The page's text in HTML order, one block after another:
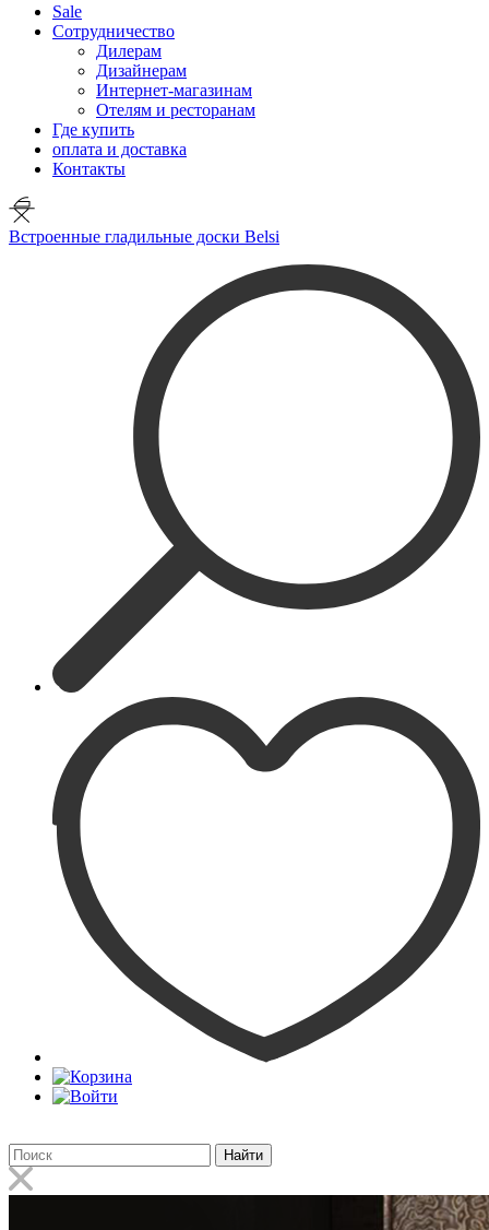
Sale
Сотрудничество
Дилерам
Дизайнерам
Интернет-магазинам
Отелям и ресторанам
Где купить
оплата и доставка
Контакты
Встроенные гладильные доски Belsi
Найти